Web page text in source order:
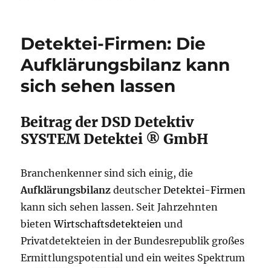
Detektei-Firmen: Die
Aufklärungsbilanz kann
sich sehen lassen
Beitrag der DSD Detektiv
SYSTEM Detektei ® GmbH
Branchenkenner sind sich einig, die
Aufklärungsbilanz deutscherDetektei-Firmen
kann sich sehen lassen. Seit Jahrzehnten
bietenWirtschaftsdetekteien und
Privatdetekteien in der Bundesrepublik großes
Ermittlungspotential und ein weites Spektrum